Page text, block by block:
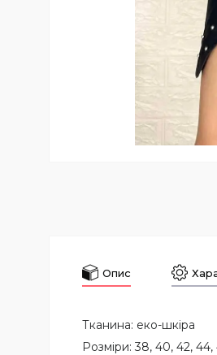
Опис
Тканина: еко-шкіра
Розміри: 38, 40, 42,